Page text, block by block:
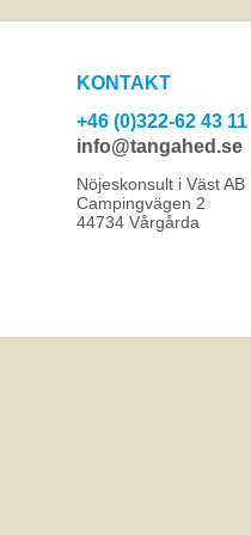
KONTAKT
+46 (0)322-62 43 11
info@tangahed.se
Nöjeskonsult i Väst AB
Campingvägen 2
44734 Vårgårda